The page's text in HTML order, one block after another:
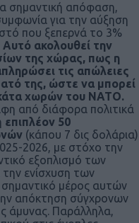
σημαντική απόφαση,
για την αύξηση
που ξεπερνά το 3%
Αυτό ακολουθεί την
της χώρας, πως η
τις απώλειες
της, ώστε να μπορεί
κάτα χωρών του ΝΑΤΟ.
από διάφορα πολιτικά
επιπλέον 50
(κάπου 7 δις δολάρια)
2026, με στόχο την
εξοπλισμό των
ενίσχυση των
μέρος αυτών
απόκτηση σύγχρονων
άμυνας. Παράλληλα,